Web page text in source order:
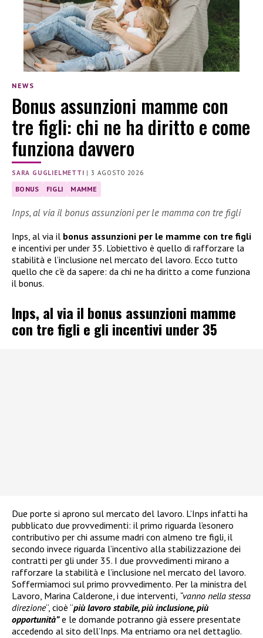
NEWS
Bonus assunzioni mamme con
tre figli: chi ne ha diritto e come
funziona davvero
SARA GUGLIELMETTI |3 AGOSTO 2026
BONUS FIGLI MAMME
Inps, al via il bonus assunzioni per le mamma con tre figli
Inps, al via il bonus assunzioni per le mamme con tre figli
e incentivi per under 35. L’obiettivo è quello di rafforzare la
stabilità e l’inclusione nel mercato del lavoro. Ecco tutto
quello che c’è da sapere: da chi ne ha diritto a come funziona
il bonus.
Inps, al via il bonus assunzioni mamme
con tre figli e gli incentivi under 35
Due porte si aprono sul mercato del lavoro. L’Inps infatti ha
pubblicato due provvedimenti: il primo riguarda l’esonero
contributivo per chi assume madri con almeno tre figli, il
secondo invece riguarda l’incentivo alla stabilizzazione dei
contratti per gli under 35. I due provvedimenti mirano a
rafforzare la stabilità e l’inclusione nel mercato del lavoro.
Soffermiamoci sul primo provvedimento. Per la ministra del
Lavoro, Marina Calderone, i due interventi, “vanno nella stessa
direzione“, cioè “più lavoro stabile, più inclusione, più
opportunità”e le domande potranno già essere presentate
accedendo al sito dell’Inps. Ma entriamo ora nel dettaglio.